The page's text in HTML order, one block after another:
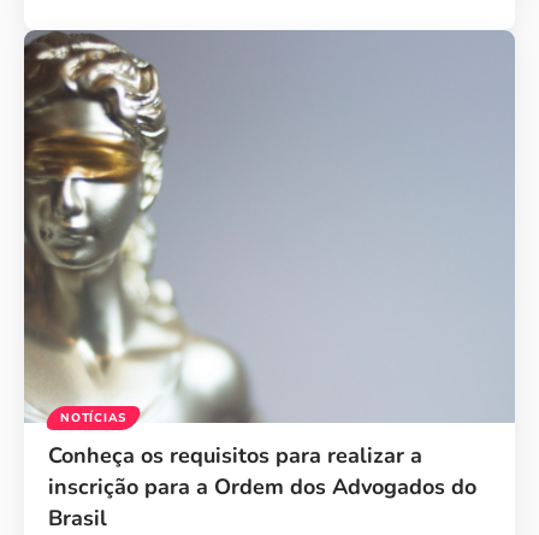
NOTÍCIAS
Conheça os requisitos para realizar a
inscrição para a Ordem dos Advogados do
Brasil